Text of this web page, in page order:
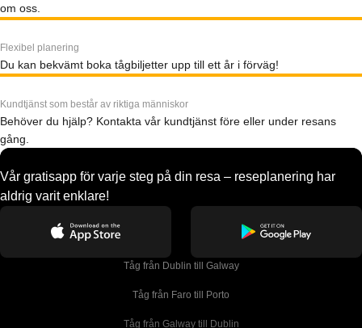
om oss.
Flexibel planering
Du kan bekvämt boka tågbiljetter upp till ett år i förväg!
Kundtjänst som består av riktiga människor
Behöver du hjälp? Kontakta vår kundtjänst före eller under resans
gång.
Vår gratisapp för varje steg på din resa – reseplanering har
aldrig varit enklare!
Tåg från Dublin till Galway
Tåg från Faro till Porto
Tåg från Galway till Dublin